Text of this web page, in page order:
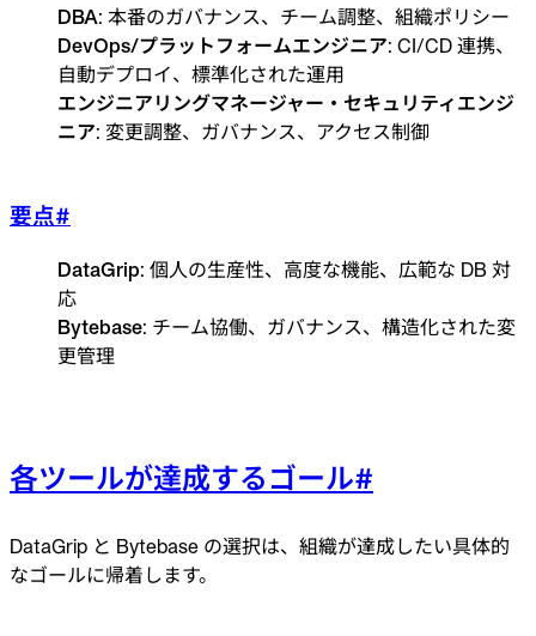
DBA: 本番のガバナンス、チーム調整、組織ポリシー
DevOps/プラットフォームエンジニア: CI/CD 連携、
自動デプロイ、標準化された運用
エンジニアリングマネージャー・セキュリティエンジ
ニア: 変更調整、ガバナンス、アクセス制御
要点#
DataGrip: 個人の生産性、高度な機能、広範な DB 対
応
Bytebase: チーム協働、ガバナンス、構造化された変
更管理
各ツールが達成するゴール#
DataGrip と Bytebase の選択は、組織が達成したい具体的
なゴールに帰着します。